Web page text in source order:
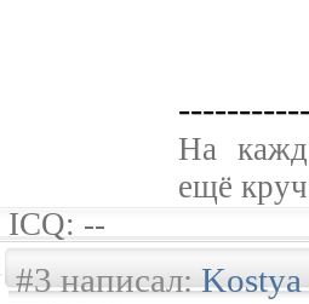
На
ещё
ICQ: --
#3 написал:Kostya